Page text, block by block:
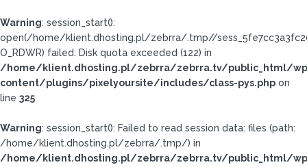
Warning: session_start():
open(/home/klient.dhosting.pl/zebrra/.tmp//
O_RDWR) failed: Disk quota exceeded (122) in
/home/klient.dhosting.pl/zebrra/zebrra.tv/public_html/
content/plugins/pixelyoursite/includes/class-pys.php on
line 325
Warning: session_start(): Failed to read session data: files (path:
/home/klient.dhosting.pl/zebrra/.tmp/) in
/home/klient.dhosting.pl/zebrra/zebrra.tv/public_html/